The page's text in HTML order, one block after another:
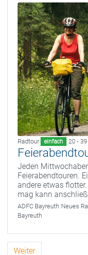
Radtour einfach 20 -
Jeden
Feierabendtouren.
andere etwas
mag kann
ADFC Bayreuth Neues
Bayreuth
Weiter